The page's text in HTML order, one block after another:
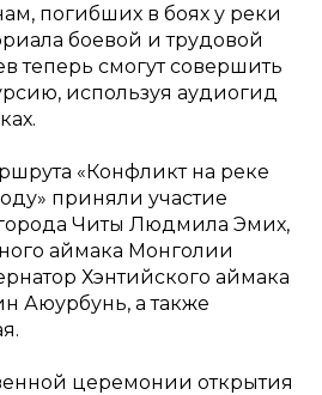
погибших в боях у реки
боевой и трудовой
теперь смогут совершить
используя аудиогид
«Конфликт на реке
приняли участие
Читы Людмила Эмих,
аймака Монголии
Хэнтийского аймака
Аюурбунь, а также
церемонии открытия